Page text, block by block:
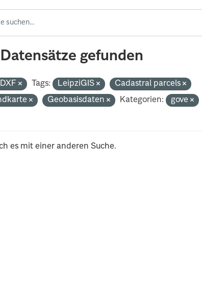
gefunden
DXF Tags: LeipziGIS
Cadastral parcels
Geobasisdaten Kategorien:
gove
es mit einer anderen Suche.